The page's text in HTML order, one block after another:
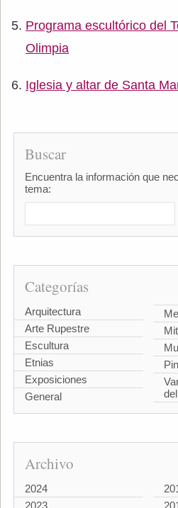
Programa escultórico del
Olimpia
Iglesia y altar de Santa
Buscar
Encuentra la información que
tema:
Categorías
Arquitectura
Arte Rupestre
Escultura
Etnias
Exposiciones
General
Archivo
2024